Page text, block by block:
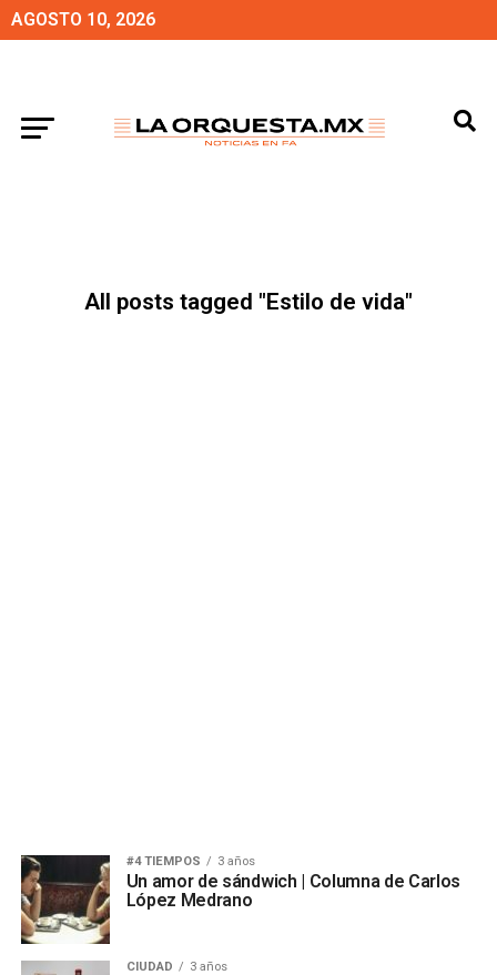
AGOSTO 10, 2026
All posts tagged "Estilo de vida"
#4 TIEMPOS 3 años
Un amor de sándwich | Columna de Carlos
López Medrano
CIUDAD 3 años